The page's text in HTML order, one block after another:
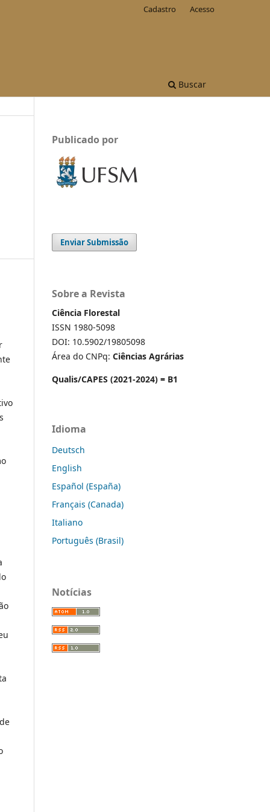
Buscar
Cadastro Acesso
Publicado por
Enviar Submissão
Sobre a Revista
Ciência Florestal
ISSN 1980-5098
DOI: 10.5902/19805098
Área do CNPq: Ciências Agrárias
Qualis/CAPES (2021-2024) = B1
Idioma
Deutsch
English
Español (España)
Français (Canada)
Italiano
Português (Brasil)
Notícias